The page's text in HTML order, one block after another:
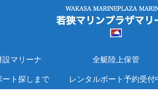
設マリーナ 全艇陸上保管
ート探しまで レンタルボート予約受付